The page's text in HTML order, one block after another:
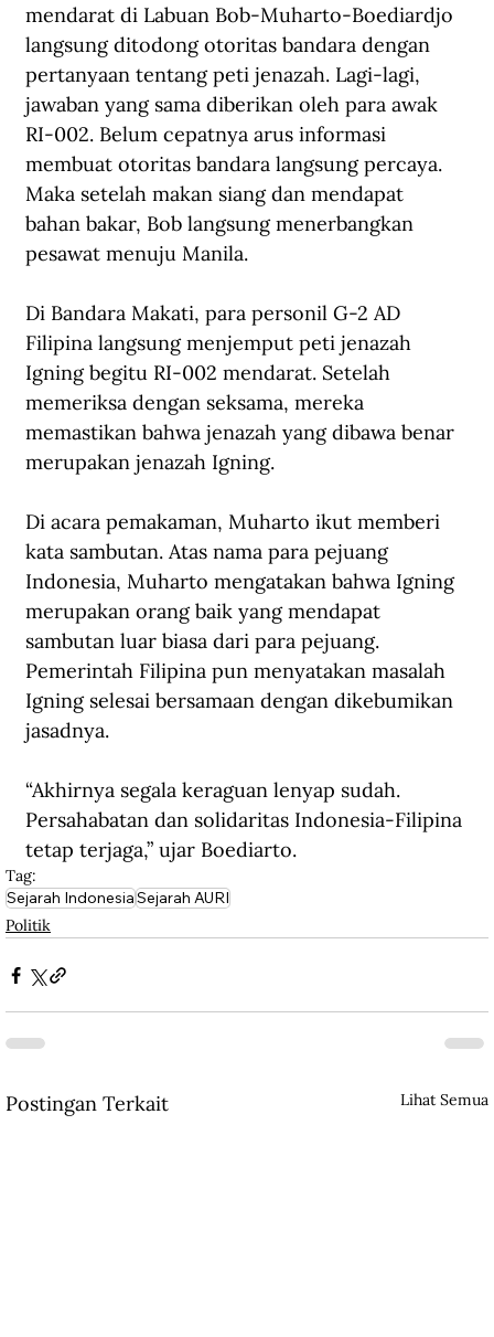
mendarat di Labuan Bob-Muharto-Boediardjo
langsung ditodong otoritas bandara dengan
pertanyaan tentang peti jenazah. Lagi-lagi,
jawaban yang sama diberikan oleh para awak
RI-002. Belum cepatnya arus informasi
membuat otoritas bandara langsung percaya.
Maka setelah makan siang dan mendapat
bahan bakar, Bob langsung menerbangkan
pesawat menuju Manila.
Di Bandara Makati, para personil G-2 AD
Filipina langsung menjemput peti jenazah
Igning begitu RI-002 mendarat. Setelah
memeriksa dengan seksama, mereka
memastikan bahwa jenazah yang dibawa benar
merupakan jenazah Igning.
Di acara pemakaman, Muharto ikut memberi
kata sambutan. Atas nama para pejuang
Indonesia, Muharto mengatakan bahwa Igning
merupakan orang baik yang mendapat
sambutan luar biasa dari para pejuang.
Pemerintah Filipina pun menyatakan masalah
Igning selesai bersamaan dengan dikebumikan
jasadnya.
“Akhirnya segala keraguan lenyap sudah.
Persahabatan dan solidaritas Indonesia-Filipina
tetap terjaga,” ujar Boediarto.
Tag:
Sejarah IndonesiaSejarah AURI
Politik
Postingan Terkait Lihat Semua